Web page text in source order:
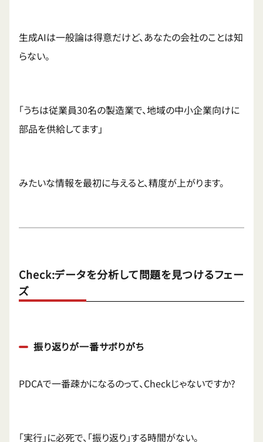
生成AIは一般論は得意だけど、あなたの会社のことは知
らない。
「うちは従業員30名の製造業で、地域の中小企業向けに
部品を供給してます」
みたいな情報を最初に与えると、精度が上がります。
Check:データを分析して問題を見つけるフェー
ズ
振り返りが一番サボりがち
PDCAで一番疎かになるのって、Checkじゃないですか?
「実行」に必死で、「振り返り」する時間がない。